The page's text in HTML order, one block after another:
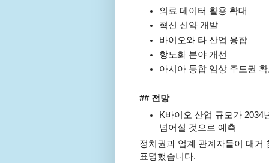
의료 데이터 활용 확대
혁신 신약 개발
바이오와 타 산업 융합
항노화 분야 개선
아시아 통합 임상 주도권
## 전망
K바이오 산업 규모가 2034
넘어설 것으로 예측
정치권과 업계 관계자들이 대거
표명했습니다.